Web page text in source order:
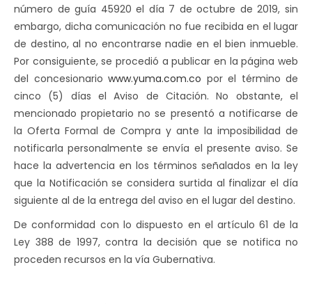
número de guía 45920 el día 7 de octubre de 2019, sin
embargo, dicha comunicación no fue recibida en el lugar
de destino, al no encontrarse nadie en el bien inmueble.
Por consiguiente, se procedió a publicar en la página web
del concesionario www.yuma.com.co por el término de
cinco (5) días el Aviso de Citación. No obstante, el
mencionado propietario no se presentó a notificarse de
la Oferta Formal de Compra y ante la imposibilidad de
notificarla personalmente se envía el presente aviso. Se
hace la advertencia en los términos señalados en la ley
que la Notificación se considera surtida al finalizar el día
siguiente al de la entrega del aviso en el lugar del destino.
De conformidad con lo dispuesto en el artículo 61 de la
Ley 388 de 1997, contra la decisión que se notifica no
proceden recursos en la vía Gubernativa.